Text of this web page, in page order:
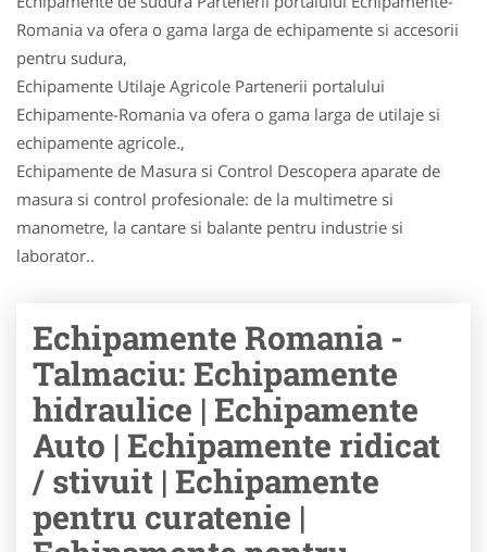
Romania va ofera o gama larga de echipamente si accesorii
pentru sudura,
Echipamente Utilaje Agricole Partenerii portalului
Echipamente-Romania va ofera o gama larga de utilaje si
echipamente agricole.,
Echipamente de Masura si Control Descopera aparate de
masura si control profesionale: de la multimetre si
manometre, la cantare si balante pentru industrie si
laborator..
Echipamente Romania -
Talmaciu: Echipamente
hidraulice | Echipamente
Auto | Echipamente ridicat
/ stivuit | Echipamente
pentru curatenie |